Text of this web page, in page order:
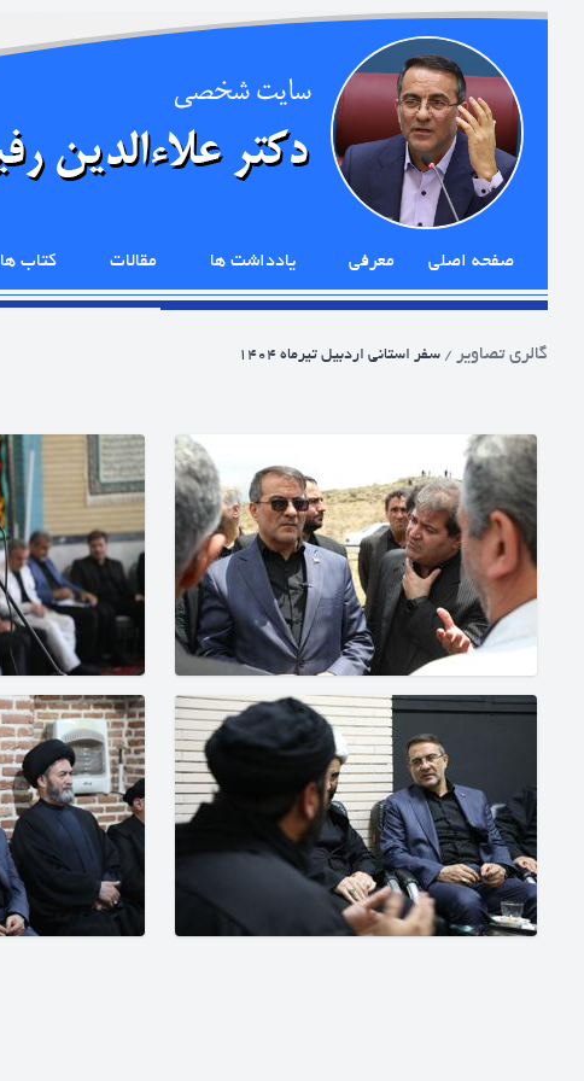
صفحه اصلی معرفی یادداشت ها مقالات کتاب ها
گالری تصاویر/سفر استانی اردبیل تیرماه ۱۴۰۴